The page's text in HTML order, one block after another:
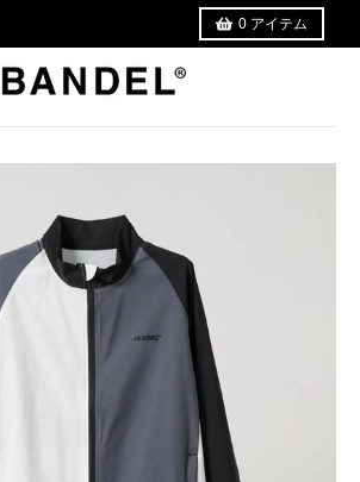
0 アイテム